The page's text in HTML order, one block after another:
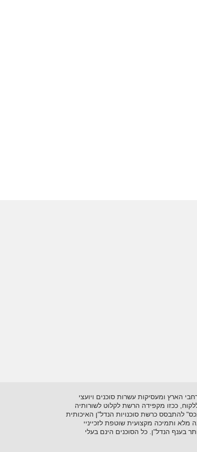
נדל"ן על סוגיו השונים. כיום מונה הרשתלמעלה מ- 15 סוכנויות הפרושות ברחבי הארץ ומעסיקות עשרות סוכנים ויועצי
ללקוח, ככזו מקפידה הרשת לקלוט לשורותיה
להתבסס כרשת סוכנויות הנדל"ן האיכותית
ותמיכה מקצועית שוטפת לזכייניי
בענף הנדל"ן. כל הסוכנים הינם בעלי